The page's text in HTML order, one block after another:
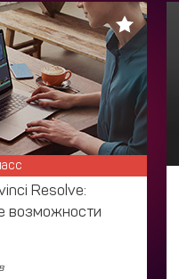
Resolve:
возможности